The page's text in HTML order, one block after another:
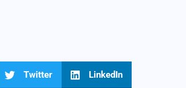
Twitter LinkedIn